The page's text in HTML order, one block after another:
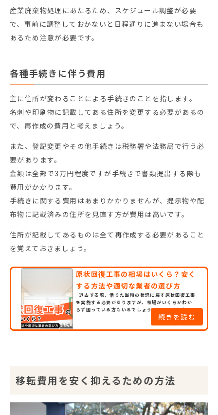
産業廃棄物処理にあたるため、スケジュール調整が必要
で、事前に調整しておかないと日程通りに進まない場合も
あるため注意が必要です。
各種手続きに伴う費用
主に住所が変わることによる手続きのことを指します。
名刺や印刷物に記載してある住所を変更する必要があるの
で、再作成の費用と考えましょう。
また、登記変更やその他手続きは税務署や法務局で行う必
要があります。
金額は全部で3万円程度ですが手続きで書類提出する際も
費用がかかります。
手続きに関する費用はあまりかかりませんが、提示物や配
布物に記載済みの住所を見直す方が費用は高いです。
住所が記載してあるものは全て再作成する必要があること
を覚えておきましょう。
原状回復工事の相場はいくら？安く
する方法や適切な業者の選び方
退去する際、借りた当時の状況に戻す原状回復工事
を実施する必要がありますが、相場がいくらかわか
らず困っている方もいるでしょう。そこで本記事で
は、原状回復工事の相場を詳しく解説します。相場を
安くする方法や、相場価格で依頼できる業者の選び
方も紹介するので、原状回復工事を行う予定の方は
続きを読む
移転費用を安く抑えるための方法